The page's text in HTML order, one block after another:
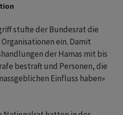
stufte der Bundesrat die
ein. Damit
der Hamas mit bis
bestraft und Personen, die
Einfluss haben»